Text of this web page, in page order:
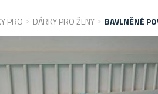
PRO DÁRKY PRO ŽENY BAVLNĚNÉ